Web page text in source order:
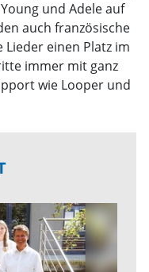
und Adele auf
auch französische
einen Platz im
immer mit ganz
wie Looper und